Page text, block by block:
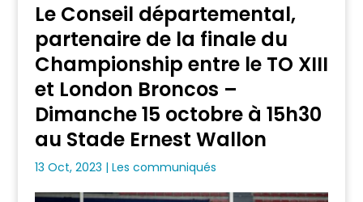
Le Conseil départemental,
partenaire de la finale du
Championship entre le TO XIII
et London Broncos –
Dimanche 15 octobre à 15h30
au Stade Ernest Wallon
13 Oct, 2023 | Les communiqués